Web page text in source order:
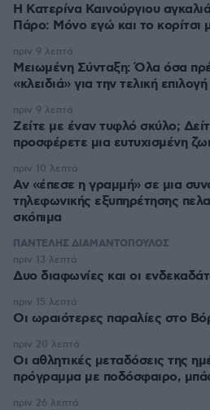
Η Κατερίνα Καινούργιου
Πάρο: Μόνο εγώ και το κορίτσι
Μειωμένη Σύνταξη: Όλα όσα
«κλειδιά» για την τελική επιλογή
πριν 9 λεπτά
Ζείτε με έναν τυφλό σκύλο;
προσφέρετε μια ευτυχισμένη
πριν 9 λεπτά
Αν «έπεσε η γραμμή» σε μια
τηλεφωνικής εξυπηρέτησης
σκόπιμα
πριν 10 λεπτά
ΠΑΝΤΕΛΗΣ ΔΙΑΜΑΝΤΟΠΟΥΛΟΣ
Δυο διαφωνίες και οι
πριν 13 λεπτά
Οι ωραιότερες παραλίες στο
πριν 15 λεπτά
Οι αθλητικές μεταδόσεις της
πρόγραμμα με ποδόσφαιρο,
πριν 20 λεπτά
πριν 26 λεπτά